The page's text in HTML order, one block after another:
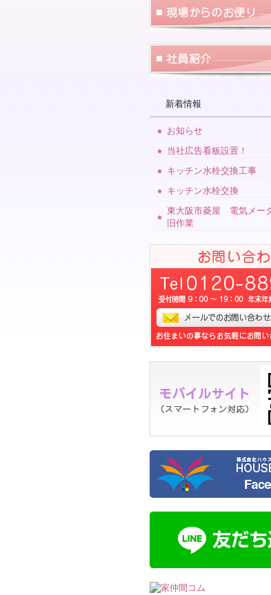
新着情報
お知らせ
当社広告看板設置！
キッチン水栓交換工事
キッチン水栓交換
東大阪市菱屋 電気メー
旧作業